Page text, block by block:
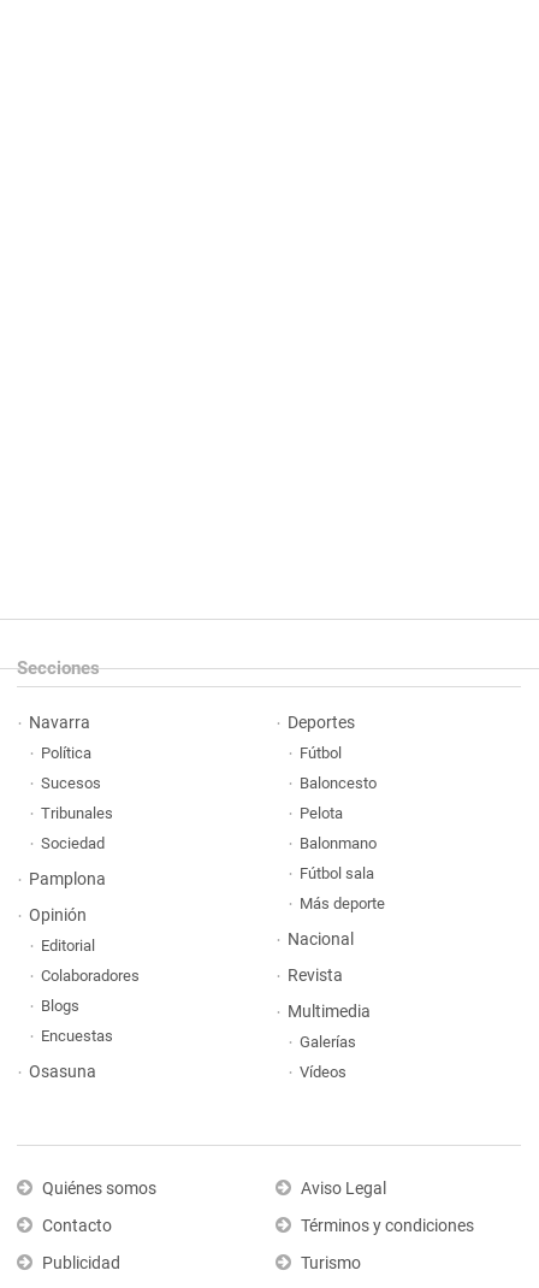
Secciones
Navarra
Política
Sucesos
Tribunales
Sociedad
Pamplona
Opinión
Editorial
Colaboradores
Blogs
Encuestas
Osasuna
Deportes
Fútbol
Baloncesto
Pelota
Balonmano
Fútbol sala
Más deporte
Nacional
Revista
Multimedia
Galerías
Vídeos
Quiénes somos
Contacto
Publicidad
Aviso Legal
Términos y condiciones
Turismo